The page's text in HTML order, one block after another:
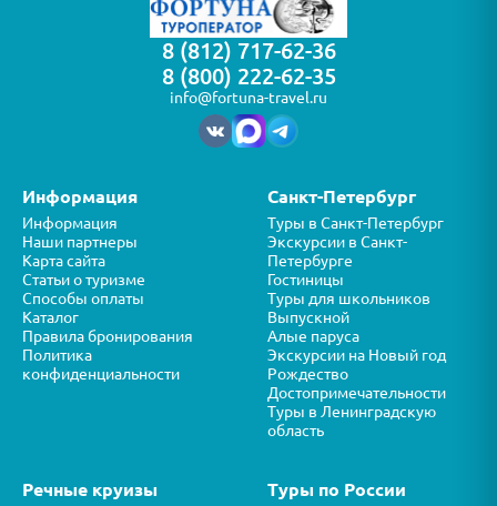
8 (812) 717-62-36
8 (800) 222-62-35
info@fortuna-travel.ru
Информация
Информация
Наши партнеры
Карта сайта
Статьи о туризме
Способы оплаты
Каталог
Правила бронирования
Политика
конфиденциальности
Санкт-Петербург
Туры в Санкт-Петербург
Экскурсии в Санкт-
Петербурге
Гостиницы
Туры для школьников
Выпускной
Алые паруса
Экскурсии на Новый год
Рождество
Достопримечательности
Туры в Ленинградскую
область
Речные круизы Туры по России